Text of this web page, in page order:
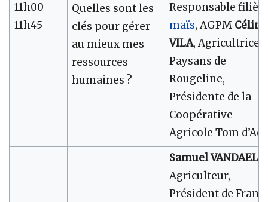
11h00
11h45
Quelles sont les
clés pour gérer
au mieux mes
ressources
humaines ?
Responsable
maïs, AGPM Céline
VILA, Agricultrice
Paysans de
Rougeline,
Présidente de la
Coopérative
Agricole Tom
Samuel VANDAELE
Agriculteur,
Président de